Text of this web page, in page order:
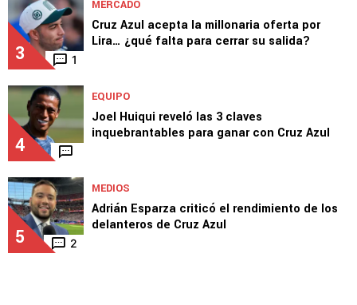
3 1
MERCADO
Cruz Azul acepta la millonaria oferta por
Lira… ¿qué falta para cerrar su salida?
4
EQUIPO
Joel Huiqui reveló las 3 claves
inquebrantables para ganar con Cruz Azul
5 2
MEDIOS
Adrián Esparza criticó el rendimiento de los
delanteros de Cruz Azul